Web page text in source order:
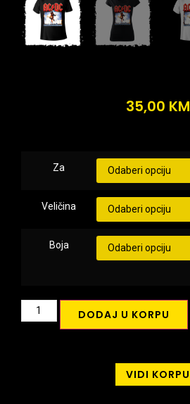
35,00 KM
Za
Veličina
Boja
DODAJ U KORPU
VIDI KORPU